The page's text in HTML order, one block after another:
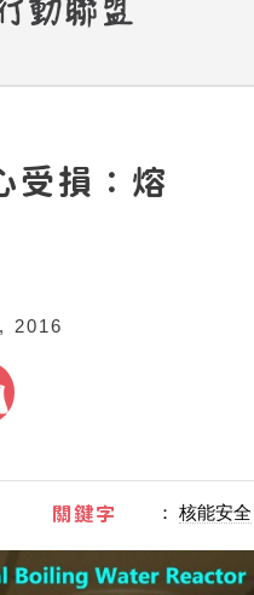
受損：熔
2016
關鍵字 ： 核能安全